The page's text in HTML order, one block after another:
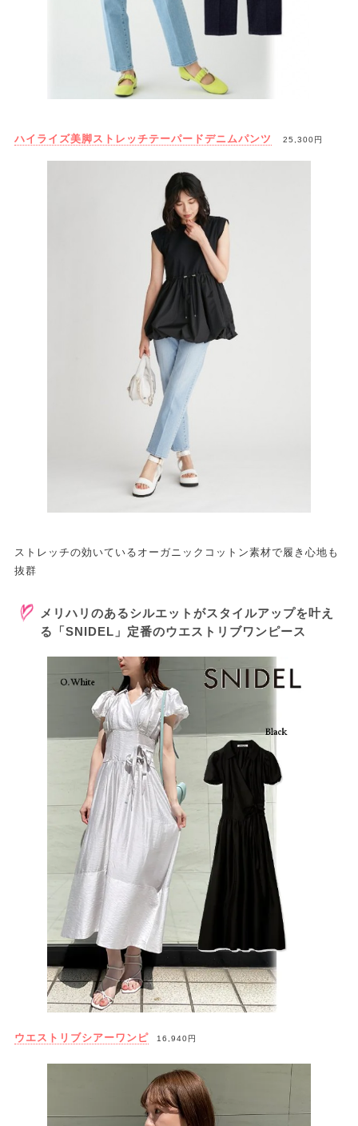
ハイライズ美脚ストレッチテーパードデニムパンツ 25,300円
ストレッチの効いているオーガニックコットン素材で履き心地も
抜群
メリハリのあるシルエットがスタイルアップを叶え
る「SNIDEL」定番のウエストリブワンピース
ウエストリブシアーワンピ 16,940円